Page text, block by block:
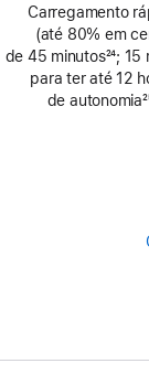
de
rodapé
Carregamento
(até 80% em
de 45 minutos
Nota
24; 15
para ter até 12
de autonomia